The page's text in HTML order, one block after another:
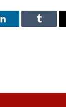
LinkedIn Tumblr